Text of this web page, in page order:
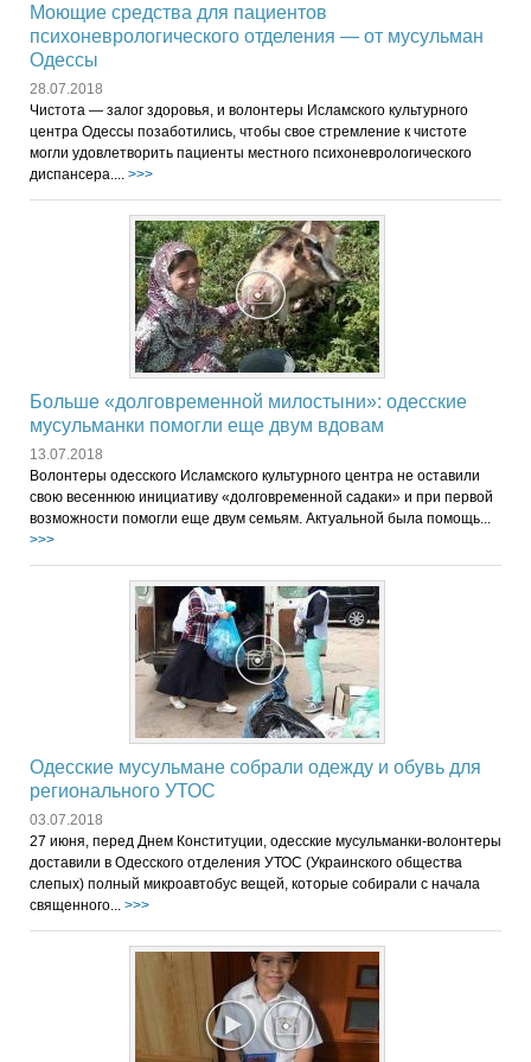
Моющие средства для пациентов
психоневрологического отделения — от мусульман
Одессы
28.07.2018
Чистота — залог здоровья, и волонтеры Исламского культурного
центра Одессы позаботились, чтобы свое стремление к чистоте
могли удовлетворить пациенты местного психоневрологического
диспансера.... >>>
Больше «долговременной милостыни»: одесские
мусульманки помогли еще двум вдовам
13.07.2018
Волонтеры одесского Исламского культурного центра не оставили
свою весеннюю инициативу «долговременной садаки» и при первой
возможности помогли еще двум семьям. Актуальной была помощь...
>>>
Одесские мусульмане собрали одежду и обувь для
регионального УТОС
03.07.2018
27 июня, перед Днем Конституции, одесские мусульманки-волонтеры
доставили в Одесского отделения УТОС (Украинского общества
слепых) полный микроавтобус вещей, которые собирали с начала
священного... >>>